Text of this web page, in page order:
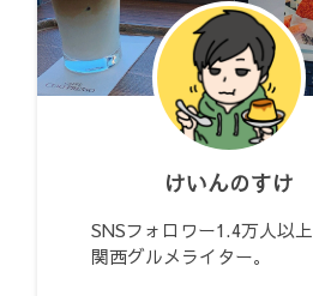
けいんのすけ
SNSフォロワー1.4万人以上
関西グルメライター。